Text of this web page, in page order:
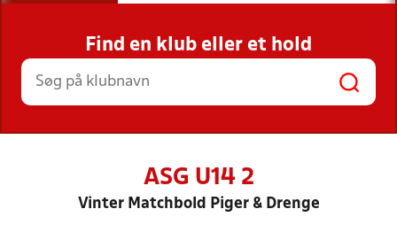
INDHOLD OG NYHEDER
STILLINGER, RESULTATER, KLUBBER OG
HOLD
Find en klub eller et hold
ASG U14 2
Vinter Matchbold Piger & Drenge